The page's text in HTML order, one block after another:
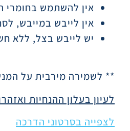
אין להשתמש בחומרי
אין לייבש במייבש,
יש לייבש בצל, ללא
** לשמירה מירבית על
לעיון בעלון ההנחיות
לצפייה בסרטוני הדרכה